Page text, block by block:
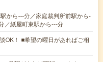
から---分／家庭裁判所前駅から-
／紙屋町東駅から---分
OK！ ■希望の曜日があればご相